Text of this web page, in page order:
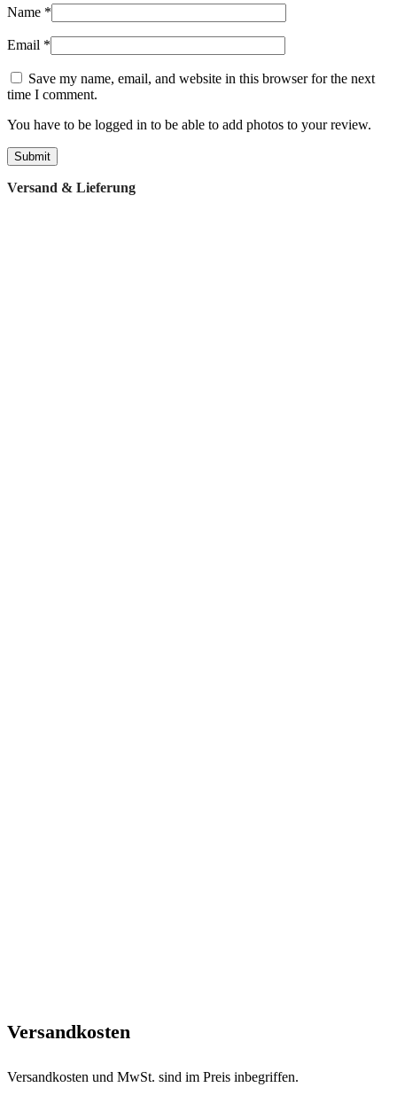
Name *
Email *
Save my name, email, and website in this browser for the next
time I comment.
You have to be logged in to be able to add photos to your review.
Versand & Lieferung
Versandkosten
Versandkosten und MwSt. sind im Preis inbegriffen.